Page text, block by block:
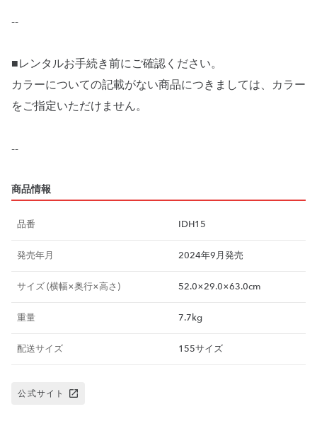
--
■レンタルお手続き前にご確認ください。
カラーについての記載がない商品につきましては、カラー
をご指定いただけません。
商品情報
品番 IDH15
発売年月 2024年9月発売
サイズ (横幅×奥行×高さ) 52.0×29.0×63.0cm
重量 7.7kg
配送サイズ 155サイズ
公式サイト